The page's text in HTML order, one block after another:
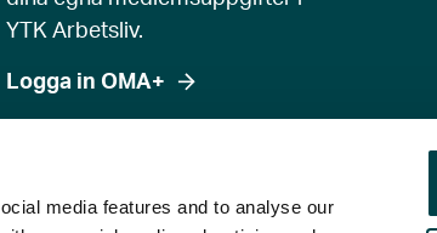
media features and to analyse our
YTK Arbetsliv.
Logga in OMA+